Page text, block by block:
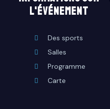
L'ÉVÉNEMENT
Des sports
Salles
Programme
Carte